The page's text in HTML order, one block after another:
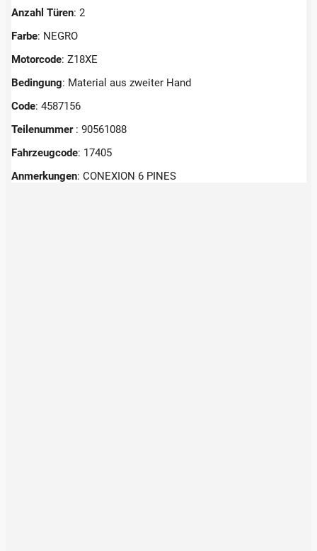
Anzahl Türen: 2
Farbe: NEGRO
Motorcode: Z18XE
Bedingung: Material aus zweiter Hand
Code: 4587156
Teilenummer : 90561088
Fahrzeugcode: 17405
Anmerkungen: CONEXION 6 PINES